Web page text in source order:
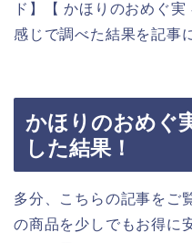
ド】【 かほりのおめぐ
感じで調べた結果を記事
かほりのおめぐ
した結果！
多分、こちらの記事をご
の商品を少しでもお得に